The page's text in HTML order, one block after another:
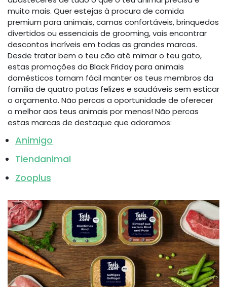
muito mais. Quer estejas à procura de comida
premium para animais, camas confortáveis, brinquedos
divertidos ou essenciais de grooming, vais encontrar
descontos incríveis em todas as grandes marcas.
Desde tratar bem o teu cão até mimar o teu gato,
estas promoções da Black Friday para animais
domésticos tornam fácil manter os teus membros da
família de quatro patas felizes e saudáveis sem esticar
o orçamento. Não percas a oportunidade de oferecer
o melhor aos teus animais por menos! Não percas
estas marcas de destaque que adoramos:
Animigo
Tiendanimal
Zooplus